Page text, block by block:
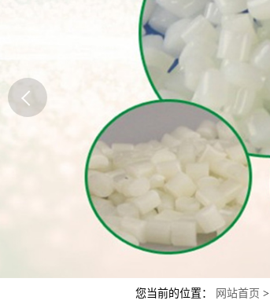
您当前的位置： 网站首页 >